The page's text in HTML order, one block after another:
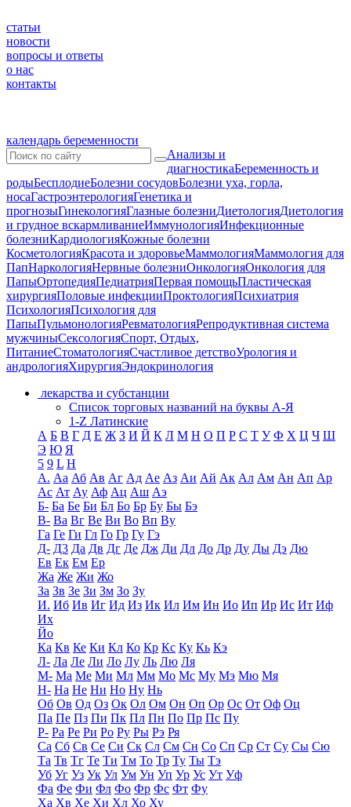
статьи
новости
вопросы и ответы
о нас
контакты
календарь беременности
Анализы и
диагностикаБеременность и
родыБесплодиеБолезни сосудовБолезни уха, горла,
носаГастроэнтерологияГенетика и
прогнозыГинекологияГлазные болезниДиетологияДиетология
и грудное вскармливаниеИммунологияИнфекционные
болезниКардиологияКожные болезни
КосметологияКрасота и здоровьеМаммологияМаммология для
ПапНаркологияНервные болезниОнкологияОнкология для
ПапыОртопедияПедиатрияПервая помощьПластическая
хирургияПоловые инфекцииПроктологияПсихиатрия
ПсихологияПсихология для
ПапыПульмонологияРевматологияРепродуктивная система
мужчиныСексологияСпорт, Отдых,
ПитаниеСтоматологияСчастливое детствоУрология и
андрологияХирургияЭндокринология
лекарства и субстанции
Список торговых названий на буквы А-Я
1-Z Латинские
А Б В Г Д Е Ж З И Й К Л М Н О П Р С Т У Ф Х Ц Ч Ш
Э Ю Я
5 9 L H
А. Аа Аб Ав Аг Ад Ае Аз Аи Ай Ак Ал Ам Ан Ап Ар
Ас Ат Ау Аф Ац Аш Аэ
Б- Ба Бе Би Бл Бо Бр Бу Бы Бэ
В- Ва Вг Ве Ви Во Вп Ву
Га Ге Ги Гл Го Гр Гу Гэ
Д- Д3 Да Дв Дг Де Дж Ди Дл До Др Ду Ды Дэ Дю
Ев Ек Ем Ер
Жа Же Жи Жо
За Зв Зе Зи Зм Зо Зу
И. Иб Ив Иг Ид Из Ик Ил Им Ин Ио Ип Ир Ис Ит Иф
Их
Йо
Ка Кв Ке Ки Кл Ко Кр Кс Ку Кь Кэ
Л- Ла Ле Ли Ло Лу Ль Лю Ля
М- Ма Ме Ми Мл Мм Мо Мс Му Мэ Мю Мя
Н- На Не Ни Но Ну Нь
Об Ов Од Оз Ок Ол Ом Он Оп Ор Ос От Оф Оц
Па Пе Пз Пи Пк Пл Пн По Пр Пс Пу
Р- Ра Ре Ри Ро Ру Ры Рэ Ря
Са Сб Св Се Си Ск Сл См Сн Со Сп Ср Ст Су Сы Сю
Та Тв Тг Те Ти Тм То Тр Ту Ты Тэ
Уб Уг Уз Ук Ул Ум Ун Уп Ур Ус Ут Уф
Фа Фе Фи Фл Фо Фр Фс Фт Фу
Ха Хв Хе Хи Хл Хо Ху